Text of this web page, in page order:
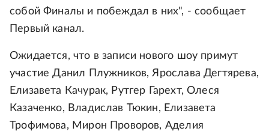
собой Финалы и побеждал в них", - сообщает
Первый канал.
Ожидается, что в записи нового шоу примут
участие Данил Плужников, Ярослава Дегтярева,
Елизавета Качурак, Рутгер Гарехт, Олеся
Казаченко, Владислав Тюкин, Елизавета
Трофимова, Мирон Проворов, Аделия